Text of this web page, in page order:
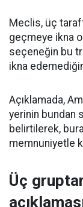
Meclis, üç
geçmeye ikna
seçeneğin bu
ikna
Açıklamada,
yerinin bundan
belirtilerek,
memnuniyetle
Üç